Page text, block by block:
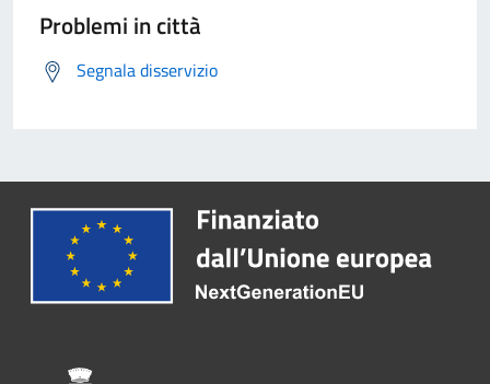
Problemi in città
Segnala disservizio